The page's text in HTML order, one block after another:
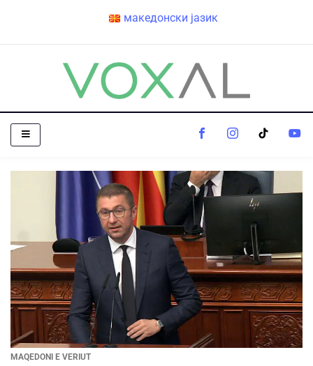
македонски јазик
MAQEDONI E VERIUT